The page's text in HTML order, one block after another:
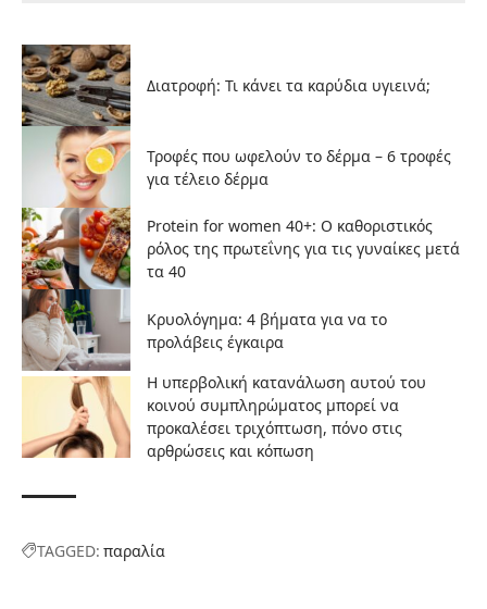
Διατροφή: Τι κάνει τα καρύδια υγιεινά;
Τροφές που ωφελούν το δέρμα – 6 τροφές
για τέλειο δέρμα
Protein for women 40+: Ο καθοριστικός
ρόλος της πρωτεΐνης για τις γυναίκες μετά
τα 40
Κρυολόγημα: 4 βήματα για να το
προλάβεις έγκαιρα
Η υπερβολική κατανάλωση αυτού του
κοινού συμπληρώματος μπορεί να
προκαλέσει τριχόπτωση, πόνο στις
αρθρώσεις και κόπωση
TAGGED: παραλία